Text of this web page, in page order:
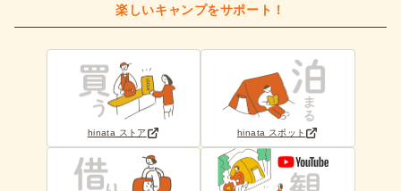
楽しいキャンプをサポート！
hinata ストア hinata スポット